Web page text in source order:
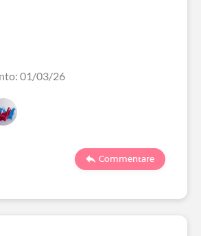
01/03/26
Commentare